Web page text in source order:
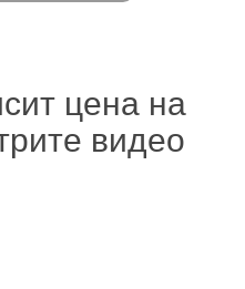
цена на
видео